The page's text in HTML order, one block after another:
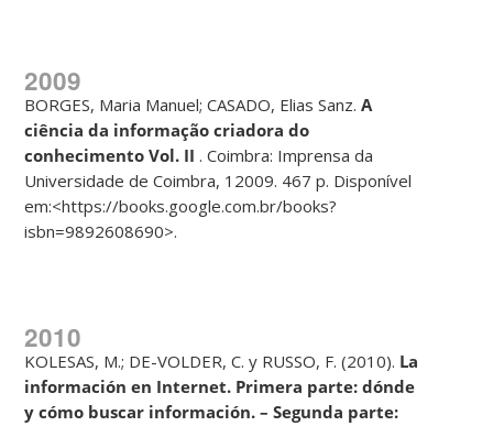
2009
BORGES, Maria Manuel; CASADO, Elias Sanz.A
ciência da informaçãocriadora do
conhecimento Vol. II . Coimbra: Imprensa da
Universidade de Coimbra, 12009. 467 p. Disponível
em:<https://books.google.com.br/books?
isbn=9892608690>.
2010
KOLESAS, M.; DE-VOLDER, C. y RUSSO, F. (2010). La
información en Internet. Primera parte: dónde
y cómo buscar información. – Segunda parte: